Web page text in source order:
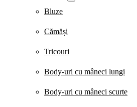
Bluze
Cămăși
Tricouri
Body-uri cu mâneci lungi
Body-uri cu mâneci scurte